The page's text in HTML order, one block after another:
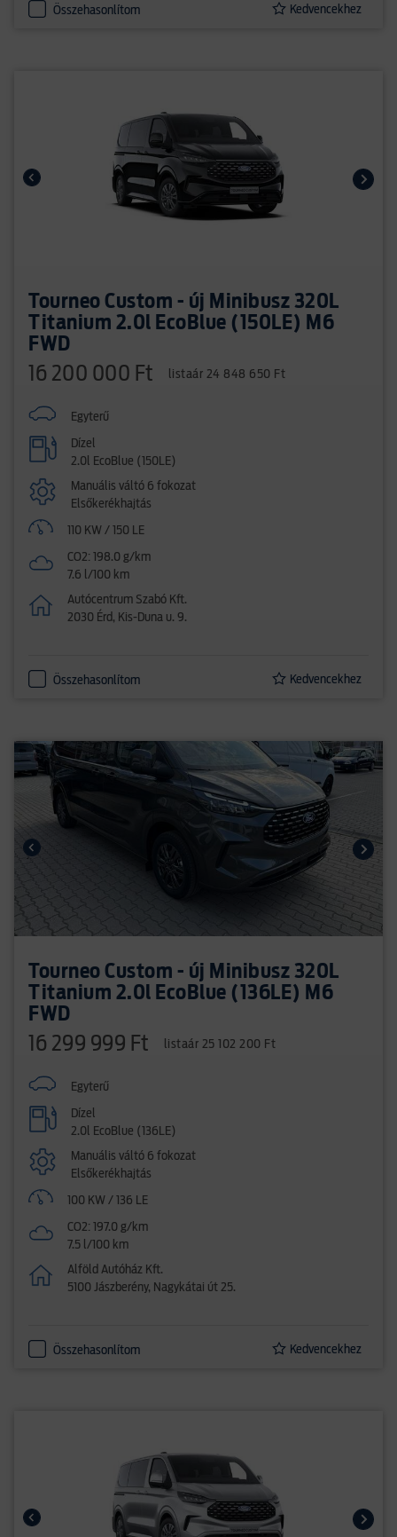
Összehasonlítom Kedvencekhez
Tourneo Custom - új Minibusz 320L
Titanium 2.0l EcoBlue (150LE) M6
FWD
16 200 000 Ft listaár 24 848 650 Ft
Egyterű
Dízel
2.0l EcoBlue (150LE)
Manuális váltó 6 fokozat
Elsőkerékhajtás
110 KW / 150 LE
CO2: 198.0 g/km
7.6 l/100 km
Autócentrum Szabó Kft.
2030 Érd, Kis-Duna u. 9.
Összehasonlítom Kedvencekhez
Tourneo Custom - új Minibusz 320L
Titanium 2.0l EcoBlue (136LE) M6
FWD
16 299 999 Ft listaár 25 102 200 Ft
Egyterű
Dízel
2.0l EcoBlue (136LE)
Manuális váltó 6 fokozat
Elsőkerékhajtás
100 KW / 136 LE
CO2: 197.0 g/km
7.5 l/100 km
Alföld Autóház Kft.
5100 Jászberény, Nagykátai út 25.
Összehasonlítom Kedvencekhez